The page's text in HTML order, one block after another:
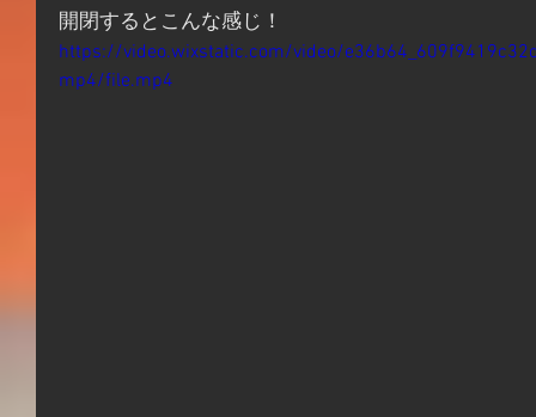
開閉するとこんな感じ！
https://video.wixstatic.com/video/
mp4/file.mp4